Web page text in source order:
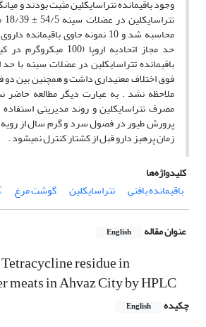
وجود باقیمانده تتراسایکلین مثبت بودند و
محاسبه شد و 10 نمونه حاوی
حد مجاز اتحادیه اروپا
باقیمانده تتراسایکلین در عضلات سینه با
فوق اختلاف معنی­داری داشت و همچنین بین دو
ملاحظه نشد . به عبارت دیگر مطالعه حاضر
مصرف تتراسایکلین و روند مدیریتی استفاده
پرورش طیور در فصول سرد و گرم سال از رویه
زمان پرهیز دارو قبل از کشتار کنترل نمی­شود .
کلیدواژه‌ها
باقیمانده بافتی
تتراسایکلین گوشت مرغ
عنوان مقاله English
residue in
meats in Ahvaz City by HPLC
چکیده English